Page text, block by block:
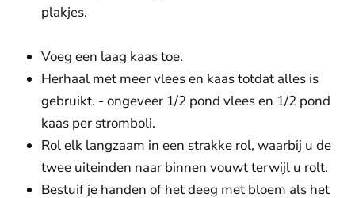
plakjes.
Voeg een laag kaas toe.
Herhaal met meer vlees en kaas totdat alles is
gebruikt. - ongeveer 1/2 pond vlees en 1/2 pond
kaas per stromboli.
Rol elk langzaam in een strakke rol, waarbij u de
twee uiteinden naar binnen vouwt terwijl u rolt.
Bestuif je handen of het deeg met bloem als het